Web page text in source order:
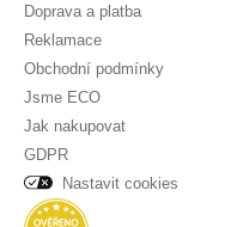
Doprava a platba
Reklamace
Obchodní podmínky
Jsme ECO
Jak nakupovat
GDPR
Nastavit cookies